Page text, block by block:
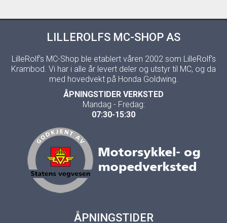
LILLEROLFS MC-SHOP AS
LilleRolf's MC-Shop ble etablert våren 2002 som LilleRolf's
Krambod. Vi har i alle år levert deler og utstyr til MC, og da
med hovedvekt på Honda Goldwing.
ÅPNINGSTIDER VERKSTED
Mandag - Fredag:
07:30-15:30
ÅPNINGSTIDER